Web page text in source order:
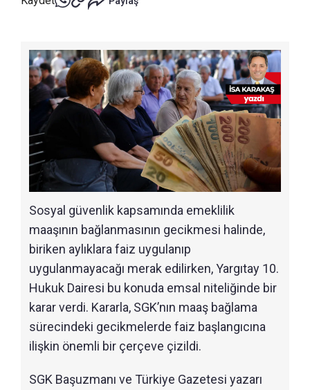
Sosyal güvenlik kapsamında emeklilik
maaşının bağlanmasının gecikmesi halinde,
biriken aylıklara faiz uygulanıp
uygulanmayacağı merak edilirken, Yargıtay 10.
Hukuk Dairesi bu konuda emsal niteliğinde bir
karar verdi. Kararla, SGK’nın maaş bağlama
sürecindeki gecikmelerde faiz başlangıcına
ilişkin önemli bir çerçeve çizildi.
SGK Başuzmanı ve Türkiye Gazetesi yazarı